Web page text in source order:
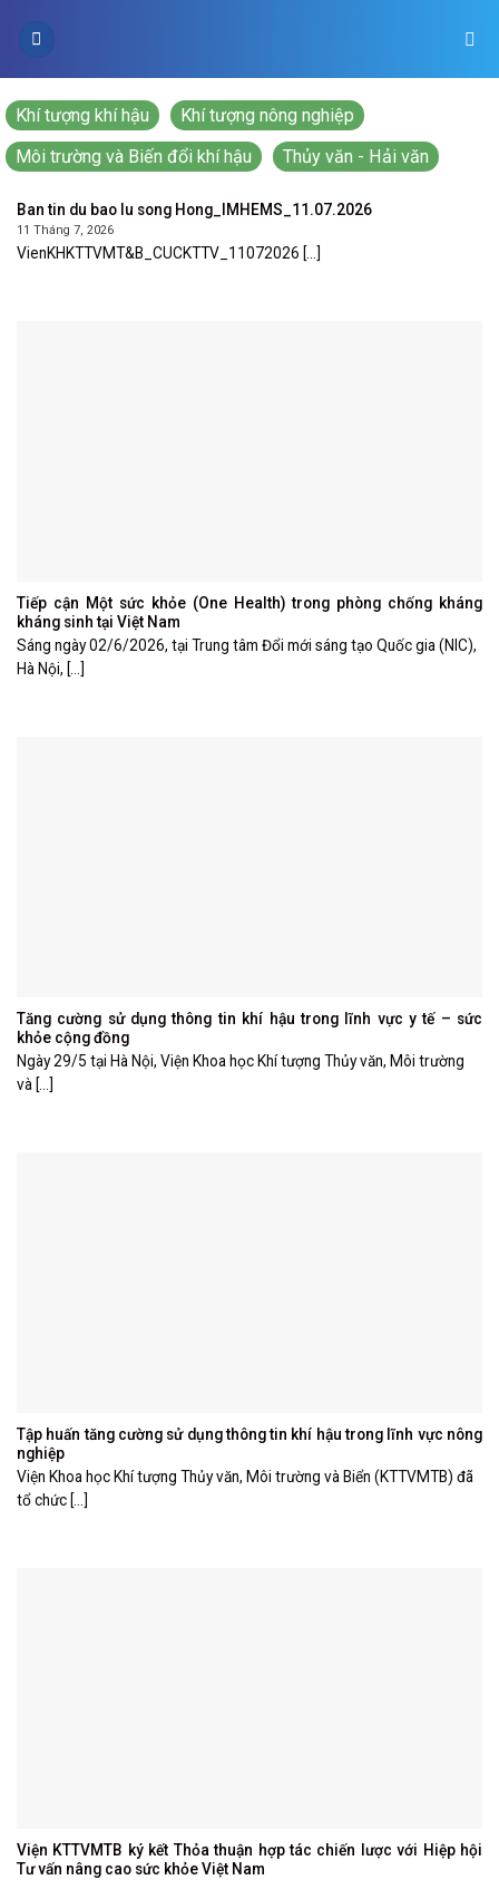
Khí tượng khí hậu
Khí tượng nông nghiệp
Môi trường và Biến đổi khí hậu
Thủy văn - Hải văn
Ban tin du bao lu song Hong_IMHEMS_11.07.2026
11 Tháng 7, 2026
VienKHKTTVMT&B_CUCKTTV_11072026 [...]
Tiếp cận Một sức khỏe (One Health) trong phòng chống kháng
kháng sinh tại Việt Nam
Sáng ngày 02/6/2026, tại Trung tâm Đổi mới sáng tạo Quốc gia (NIC),
Hà Nội, [...]
Tăng cường sử dụng thông tin khí hậu trong lĩnh vực y tế – sức
khỏe cộng đồng
Ngày 29/5 tại Hà Nội, Viện Khoa học Khí tượng Thủy văn, Môi trường
và [...]
Tập huấn tăng cường sử dụng thông tin khí hậu trong lĩnh vực nông
nghiệp
Viện Khoa học Khí tượng Thủy văn, Môi trường và Biển (KTTVMTB) đã
tổ chức [...]
Viện KTTVMTB ký kết Thỏa thuận hợp tác chiến lược với Hiệp hội
Tư vấn nâng cao sức khỏe Việt Nam